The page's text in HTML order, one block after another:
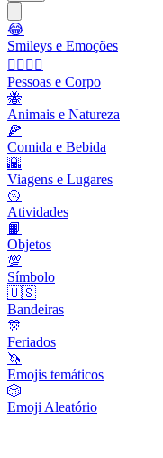
😂
Smileys e Emoções
👩‍❤️‍💋‍👨
Pessoas e Corpo
🐝
Animais e Natureza
🍕
Comida e Bebida
🌇
Viagens e Lugares
🥎
Atividades
📙
Objetos
💯
Símbolo
🇺🇸
Bandeiras
🎊
Feriados
🦄
Emojis temáticos
🎲
Emoji Aleatório